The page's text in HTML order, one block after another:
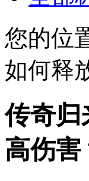
您的位
如何释
传奇归
高伤害